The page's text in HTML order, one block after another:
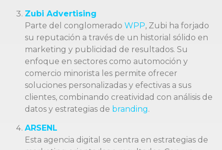
Zubi Advertising
Parte del conglomerado WPP, Zubi ha forjado
su reputación a través de un historial sólido en
marketing y publicidad de resultados. Su
enfoque en sectores como automoción y
comercio minorista les permite ofrecer
soluciones personalizadas y efectivas a sus
clientes, combinando creatividad con análisis de
datos y estrategias de branding.
ARSENL
Esta agencia digital se centra en estrategias de